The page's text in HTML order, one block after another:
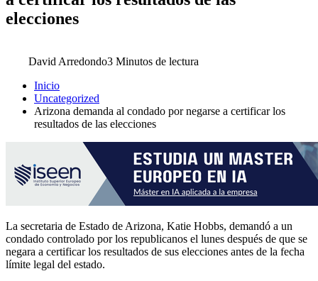
elecciones
David Arredondo3 Minutos de lectura
Inicio
Uncategorized
Arizona demanda al condado por negarse a certificar los
resultados de las elecciones
La secretaria de Estado de Arizona, Katie Hobbs, demandó a un
condado controlado por los republicanos el lunes después de que se
negara a certificar los resultados de sus elecciones antes de la fecha
límite legal del estado.